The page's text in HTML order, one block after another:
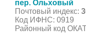
пер. Ольховый
Почтовый индекс:
Код ИФНС: 0919
Районный код